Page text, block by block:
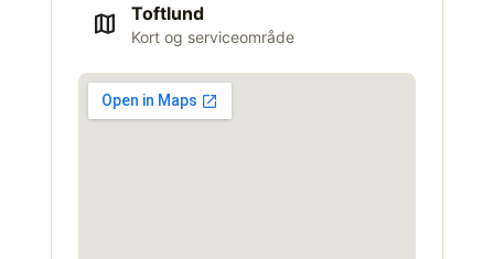
map Toftlund
Kort og serviceområde